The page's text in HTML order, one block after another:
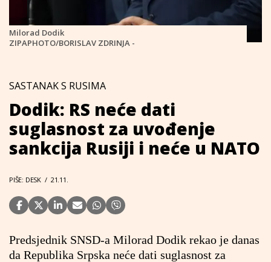
Milorad Dodik
ZIPAPHOTO/BORISLAV ZDRINJA -
SASTANAK S RUSIMA
Dodik: RS neće dati
suglasnost za uvođenje
sankcija Rusiji i neće u NATO
PIŠE: DESK / 21.11.
Predsjednik SNSD-a Milorad Dodik rekao je danas
da Republika Srpska neće dati suglasnost za